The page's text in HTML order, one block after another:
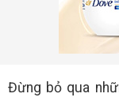
Đừng bỏ qua